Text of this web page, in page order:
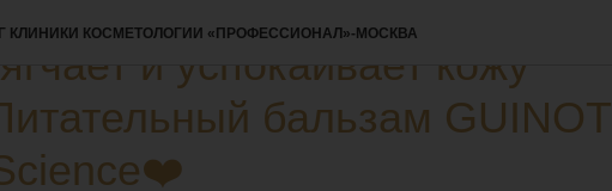
КЛИНИКИ КОСМЕТОЛОГИИ «ПРОФЕССИОНАЛ»-МОСКВА
и успокаивает кожу
бальзам GUINOT